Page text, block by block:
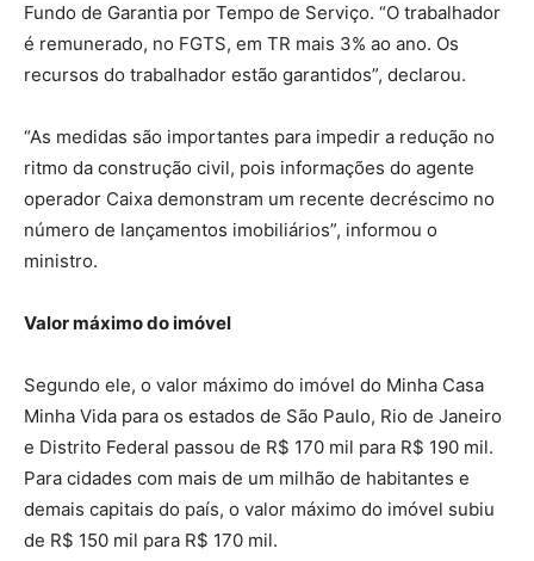
Fundo de Garantia por Tempo de Serviço. “O trabalhador
é remunerado, no FGTS, em TR mais 3% ao ano. Os
recursos do trabalhador estão garantidos”, declarou.
“As medidas são importantes para impedir a redução no
ritmo da construção civil, pois informações do agente
operador Caixa demonstram um recente decréscimo no
número de lançamentos imobiliários”, informou o
ministro.
Valor máximo do imóvel
Segundo ele, o valor máximo do imóvel do Minha Casa
Minha Vida para os estados de São Paulo, Rio de Janeiro
e Distrito Federal passou de R$ 170 mil para R$ 190 mil.
Para cidades com mais de um milhão de habitantes e
demais capitais do país, o valor máximo do imóvel subiu
de R$ 150 mil para R$ 170 mil.